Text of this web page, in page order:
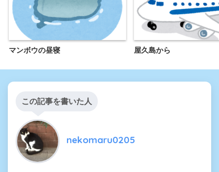
マンボウの昼寝 屋久島から
この記事を書いた人
nekomaru0205